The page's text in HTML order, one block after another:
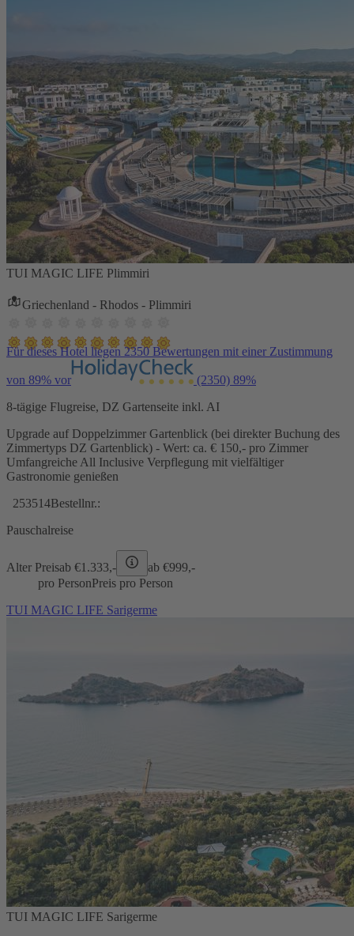
TUI MAGIC LIFE Plimmiri
Griechenland - Rhodos - Plimmiri
Für dieses Hotel liegen 2350 Bewertungen mit einer Zustimmung
von 89% vor (2350) 89%
8-tägige Flugreise, DZ Gartenseite inkl. AI
Upgrade auf Doppelzimmer Gartenblick (bei direkter Buchung des
Zimmertyps DZ Gartenblick) - Wert: ca. € 150,- pro Zimmer
Umfangreiche All Inclusive Verpflegung mit vielfältiger
Gastronomie genießen
253514Bestellnr.:
Pauschalreise
Alter Preisab €1.333,- ab €999,-
pro PersonPreis pro Person
TUI MAGIC LIFE Sarigerme
TUI MAGIC LIFE Sarigerme